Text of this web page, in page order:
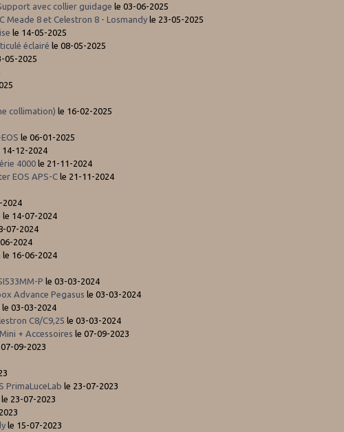
avec collier guidage le 03-06-2025
Meade 8 et Celestron 8 - Losmandy le 23-05-2025
le 14-05-2025
éclairé le 08-05-2025
05-2025
collimation) le 16-02-2025
le 06-01-2025
14-12-2024
4000 le 21-11-2024
EOS APS-C le 21-11-2024
2024
le 14-07-2024
07-2024
2024
le 16-06-2024
P le 03-03-2024
Advance Pegasus le 03-03-2024
le 03-03-2024
C8/C9,25 le 03-03-2024
+ Accessoires le 07-09-2023
07-09-2023
PrimaLuceLab le 23-07-2023
le 23-07-2023
le 15-07-2023